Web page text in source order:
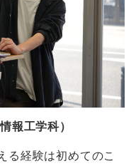
報工学科）
る経験は初めてのこ